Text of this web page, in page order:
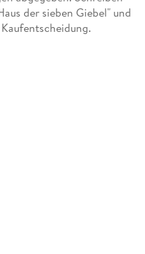
der sieben Giebel" und